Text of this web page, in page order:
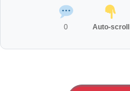
0 Auto-scroll